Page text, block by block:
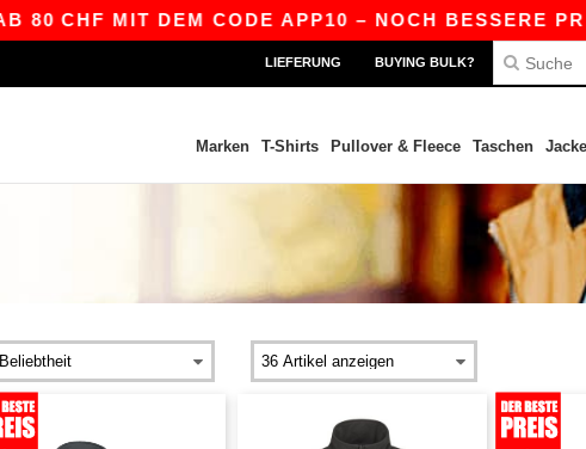
DEM CODE APP10 – NOCH BESSERE PREISE IN
LIEFERUNG BUYING BULK?
Marken T-Shirts Pullover & Fleece Taschen